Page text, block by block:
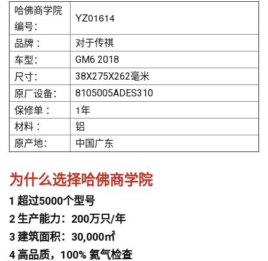
哈佛商学院
编号：
YZ01614
品牌 ：
对于传祺
车型： GM6 2018
尺寸： 38X275X262毫米
原厂设备： 8105005ADES310
保修单 ： 1年
材料 ：
铝
原产地：
中国广东
为什么选择哈佛商学院
1 超过5000个型号
2 生产能力：200万只/年
3 建筑面积：30,000㎡
4 高品质，100% 氦气检查